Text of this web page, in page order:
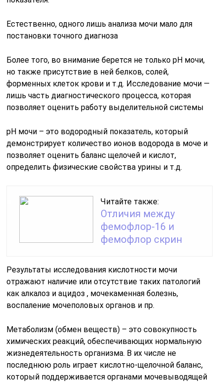
Естественно, одного лишь анализа мочи мало для
постановки точного диагноза
Более того, во внимание берется не только рН мочи,
но также присутствие в ней белков, солей,
форменных клеток крови и т.д. Исследование мочи —
лишь часть диагностического процесса, которая
позволяет оценить работу выделительной системы
рН мочи – это водородный показатель, который
демонстрирует количество ионов водорода в моче и
позволяет оценить баланс щелочей и кислот,
определить физические свойства урины и т.д.
Читайте также:
Отличия между
фемофлор-16 и
фемофлор скрин
Результаты исследования кислотности мочи
отражают наличие или отсутствие таких патологий
как алкалоз и ацидоз , мочекаменная болезнь,
воспаление мочеполовых органов и пр.
Метаболизм (обмен веществ) – это совокупность
химических реакций, обеспечивающих нормальную
жизнедеятельность организма. В их числе не
последнюю роль играет кислотно-щелочной баланс,
который поддерживается органами мочевыводящей